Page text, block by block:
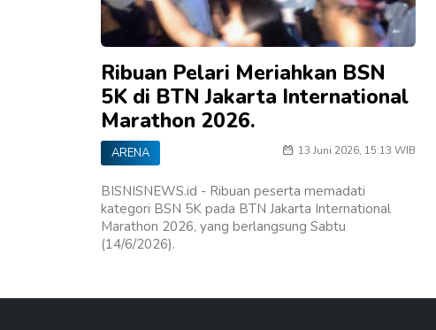
Ribuan Pelari Meriahkan BSN
5K di BTN Jakarta International
Marathon 2026.
ARENA 13 Juni 2026, 15:13 WIB
BISNISNEWS.id - Ribuan peserta memadati
kategori BSN 5K pada BTN Jakarta International
Marathon 2026, yang berlangsung Sabtu
(14/6/2026).